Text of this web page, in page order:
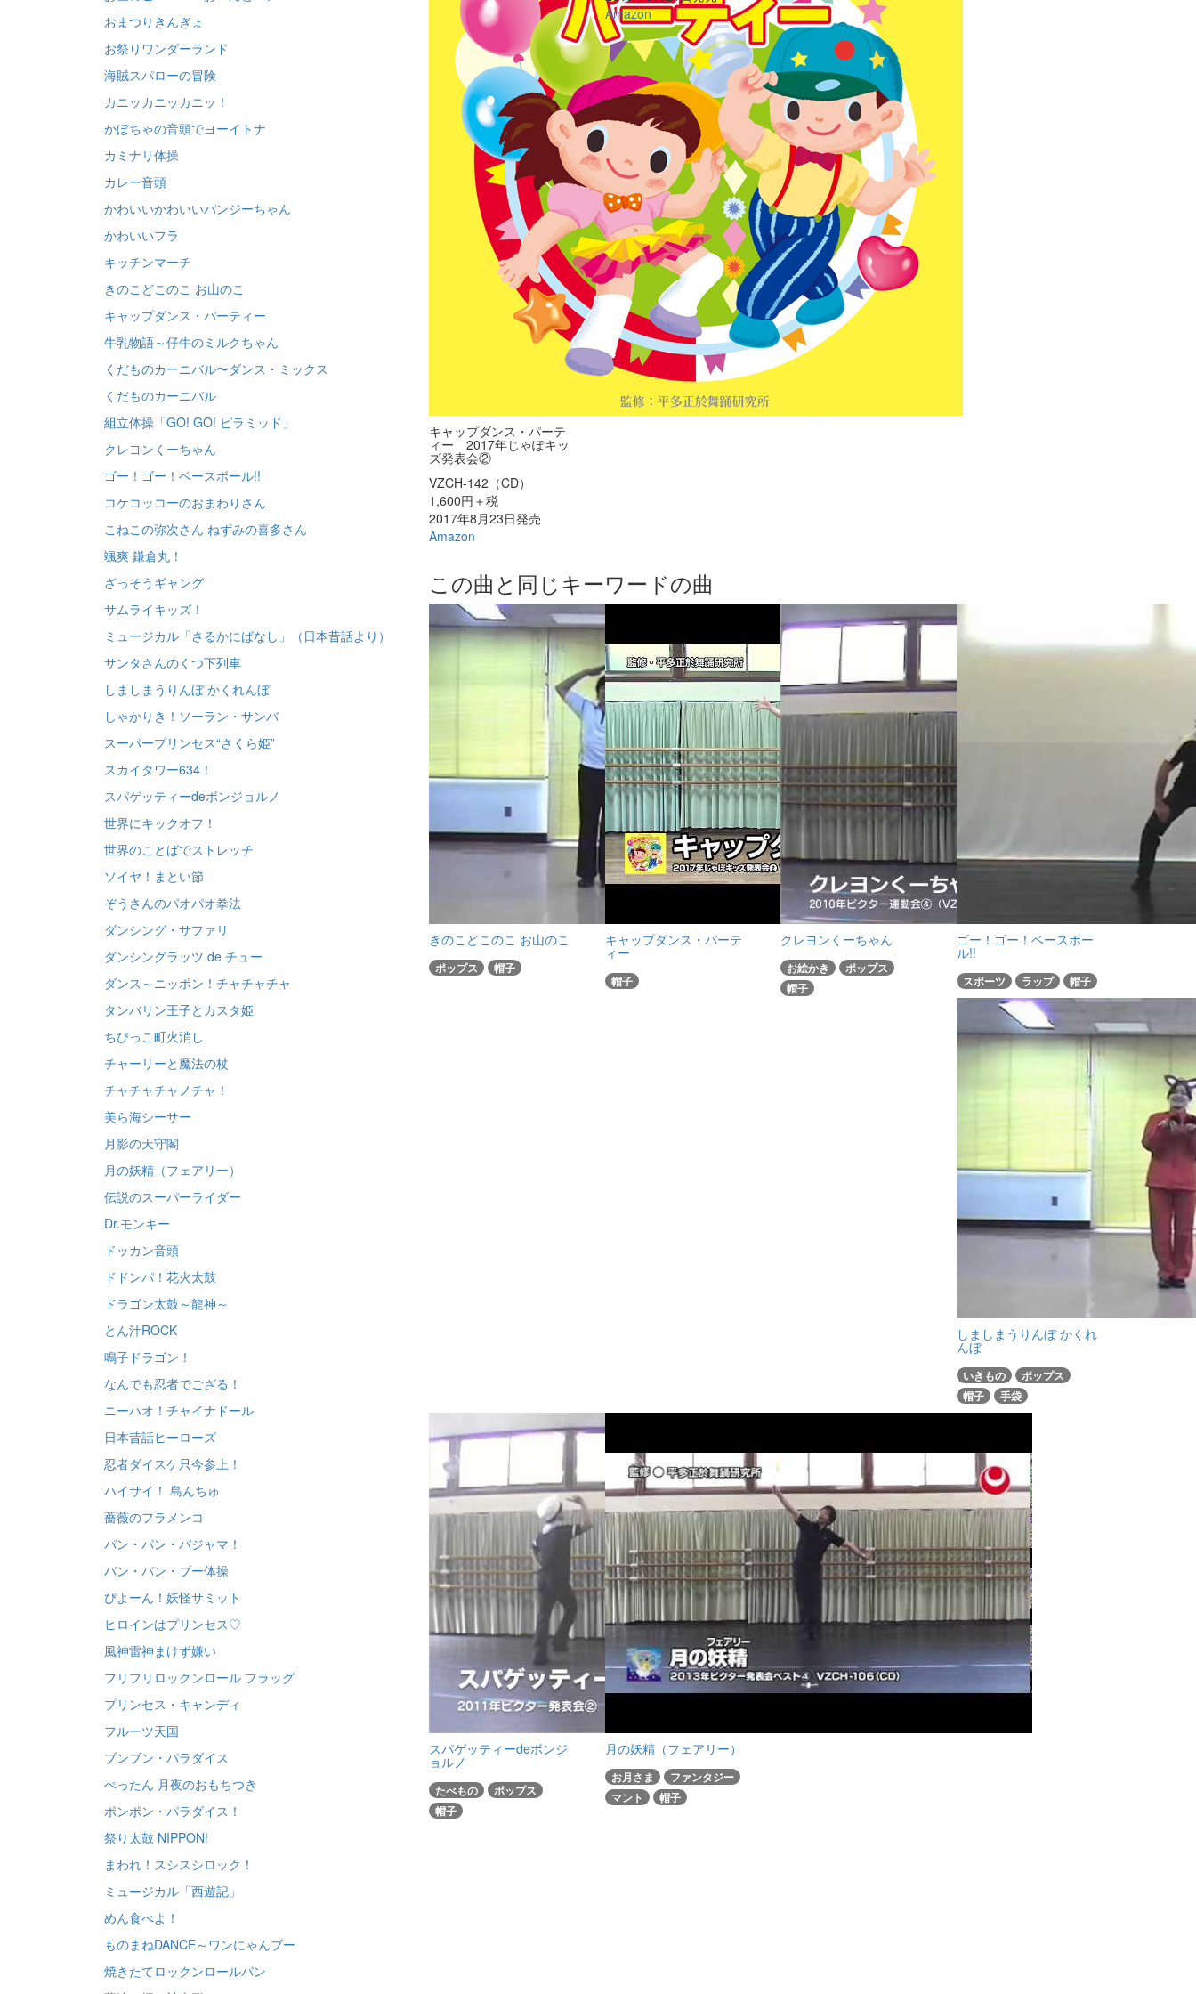
おまつりきんぎょ
お祭りワンダーランド
海賊スパローの冒険
カニッカニッカニッ！
かぼちゃの音頭でヨーイトナ
カミナリ体操
カレー音頭
かわいいかわいいパンジーちゃん
かわいいフラ
キッチンマーチ
きのこどこのこ お山のこ
キャップダンス・パーティー
牛乳物語～仔牛のミルクちゃん
くだものカーニバル〜ダンス・ミックス
くだものカーニバル
組立体操「GO! GO! ピラミッド」
クレヨンくーちゃん
ゴー！ゴー！ベースボール!!
コケコッコーのおまわりさん
こねこの弥次さん ねずみの喜多さん
颯爽 鎌倉丸！
ざっそうギャング
サムライキッズ！
ミュージカル「さるかにばなし」（日本昔話より）
サンタさんのくつ下列車
しましまうりんぼ かくれんぼ
しゃかりき！ソーラン・サンバ
スーパープリンセス“さくら姫”
スカイタワー634！
スパゲッティーdeボンジョルノ
世界にキックオフ！
世界のことばでストレッチ
ソイヤ！まとい節
ぞうさんのパオパオ拳法
ダンシング・サファリ
ダンシングラッツ de チュー
ダンス～ニッポン！チャチャチャ
タンバリン王子とカスタ姫
ちびっこ町火消し
チャーリーと魔法の杖
チャチャチャノチャ！
美ら海シーサー
月影の天守閣
月の妖精（フェアリー）
伝説のスーパーライダー
Dr.モンキー
ドッカン音頭
ドドンパ！花火太鼓
ドラゴン太鼓～龍神～
とん汁ROCK
鳴子ドラゴン！
なんでも忍者でござる！
ニーハオ！チャイナドール
日本昔話ヒーローズ
忍者ダイスケ只今参上！
ハイサイ！ 島んちゅ
薔薇のフラメンコ
パン・パン・パジャマ！
バン・バン・ブー体操
ぴよーん！妖怪サミット
ヒロインはプリンセス♡
風神雷神まけず嫌い
フリフリロックンロール フラッグ
プリンセス・キャンディ
フルーツ天国
ブンブン・パラダイス
ぺったん 月夜のおもちつき
ポンポン・パラダイス！
祭り太鼓 NIPPON!
まわれ！スシスシロック！
ミュージカル「西遊記」
めん食べよ！
ものまねDANCE～ワンにゃんブー
焼きたてロックンロールパン
キャップダンス・パーテ
ィー 2017年じゃぽキッ
ズ発表会②
VZCH-142（CD）
1,600円＋税
2017年8月23日発売
Amazon
Amazon
この曲と同じキーワードの曲
きのこどこのこ お山のこ
ポップス 帽子
キャップダンス・パーテ
ィー
帽子
クレヨンくーちゃん
お絵かき
ポップス
帽子
ゴー！ゴー！ベースボー
ル!!
スポーツ ラップ 帽子
しましまうりんぼ かくれ
んぼ
いきもの
ポップス
帽子
手袋
スパゲッティーdeボンジ
ョルノ
たべもの
ポップス
帽子
月の妖精（フェアリー）
お月さま
ファンタジー
マント
帽子